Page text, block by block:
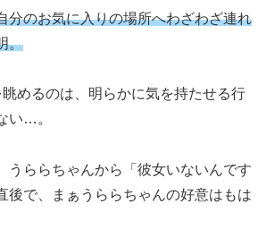
分のお気に入りの場所へわざわざ連れ
。
めるのは、明らかに気を持たせる行
い…。
うららちゃんから「彼女いないんです
後で、まぁうららちゃんの好意はもは